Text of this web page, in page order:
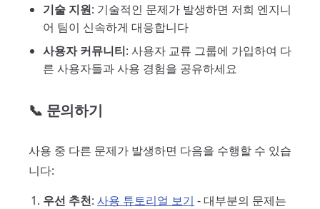
기술 지원: 기술적인 문제가 발생하면 저희 엔지니
어 팀이 신속하게 대응합니다
사용자 커뮤니티: 사용자 교류 그룹에 가입하여 다
른 사용자들과 사용 경험을 공유하세요
📞 문의하기
사용 중 다른 문제가 발생하면 다음을 수행할 수 있습
니다:
우선 추천: 사용 튜토리얼 보기 - 대부분의 문제는